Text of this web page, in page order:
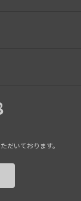
だいております。